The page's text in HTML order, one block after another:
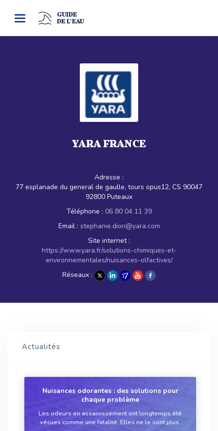
Toggle
GUIDE
DE L'EAU
YARA FRANCE
Adresse :
77 esplanade du general de gaulle, tours opus12, CS 90047
92800 Puteaux
Téléphone : 06 80 04 11 39
Email : stephanie.dion@yara.com
Site internet :
https://www.yara.fr/solutions-chimiques-et-
environnementales/nuisances-olfactives/
Réseaux :
Actualités
Nuisances odorantes : des solutions pour
chaque problème
Les odeurs en assainissement ont longtemps été
vécues comme une fatalité. Elles ne le sont plus.